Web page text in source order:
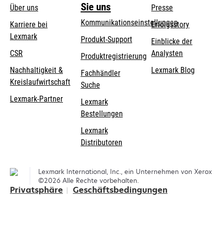
Über uns
Karriere bei
Lexmark
CSR
Nachhaltigkeit &
Kreislaufwirtschaft
Lexmark-Partner
Sie uns
Kommunikationseinstellungen
wird
in
einer
neuen
Registerkarte
geöffnet
Produkt-Supportwird
einer
neuen
Produktregistrierung
Fachhändler
Suche
Lexmark
Bestellungen
Lexmark
Distributoren
Presse
Erfolgsstory
Einblicke der
Analysten
Lexmark Blog
Lexmark International, Inc., ein Unternehmen von Xerox
©2026 Alle Rechte vorbehalten.
Privatsphäre Geschäftsbedingungen